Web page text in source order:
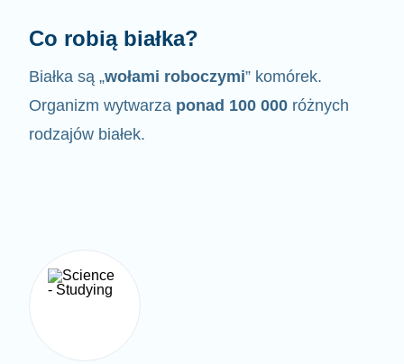
Co robią białka?
Białka są „wołami roboczymi” komórek.
Organizm wytwarza ponad 100 000 różnych
rodzajów białek.